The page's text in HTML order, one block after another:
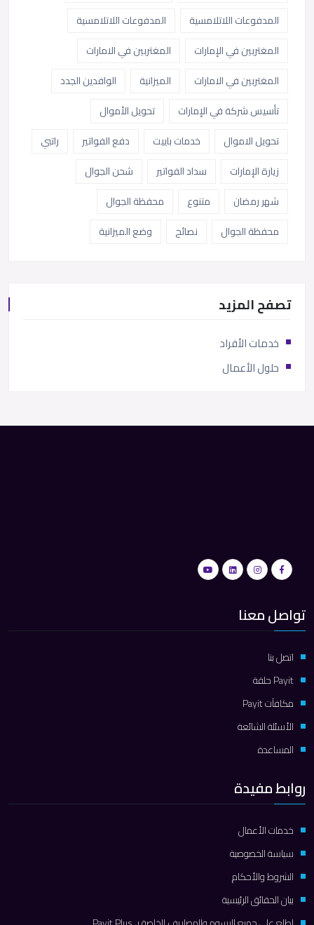
المدفوعات اللاتلامسية
المدفوعات اللاتلامسية
المغتربين في الإمارات
المغتربين في الامارات
المغتربين في الامارات
الميزانية
الوافدين الجدد
تأسيس شركة في الإمارات
تحويل الأموال
تحويل الاموال
خدمات باييت دفع الفواتير
راتبي
زيارة الإمارات
سداد الفواتير
شحن الجوال
شهر رمضان
متنوع
محفظة الجوال
محفظة الجوال
نصائح وضع الميزانية
تصفح المزيد
خدمات الأفراد
حلول الأعمال
تواصل معنا
اتصل بنا
Payit حلقة
مكافآت Payit
الأسئلة الشائعة
المساعدة
روابط مفيدة
خدمات الأعمال
سياسة الخصوصية
الشروط والأحكام
بيان الحقائق الرئيسية